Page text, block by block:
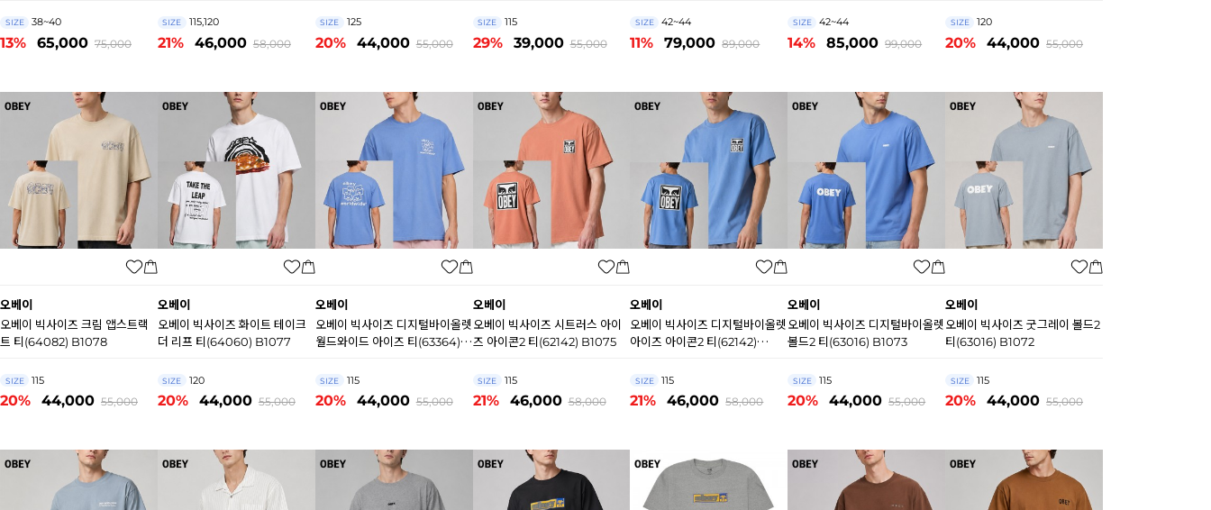
SIZE 38~40
13% 65,000 75,000
SIZE 115,120
21% 46,000 58,000
SIZE 125
20% 44,000 55,000
SIZE 115
29% 39,000 55,000
SIZE 42~44
11% 79,000 89,000
SIZE 42~44
14% 85,000 99,000
SIZE 120
20% 44,000 55,000
오베이
오베이 빅사이즈 크림 앱스트랙
트 티(64082) B1078
SIZE 115
20% 44,000 55,000
오베이
오베이 빅사이즈 화이트 테이크
더 리프 티(64060) B1077
SIZE 120
20% 44,000 55,000
오베이
오베이 빅사이즈 디지털바이올렛
월드와이드 아이즈 티(63364)
SIZE 115
20% 44,000 55,000
오베이
오베이 빅사이즈 시트러스 아이
즈 아이콘2 티(62142) B1075
SIZE 115
21% 46,000 58,000
오베이
오베이 빅사이즈 디지털바이올렛
아이즈 아이콘2 티(62142)
SIZE 115
21% 46,000 58,000
오베이
오베이 빅사이즈 디지털바이올렛
볼드2 티(63016) B1073
SIZE 115
20% 44,000 55,000
오베이
오베이 빅사이즈 굿그레이 볼드2
티(63016) B1072
SIZE 115
20% 44,000 55,000